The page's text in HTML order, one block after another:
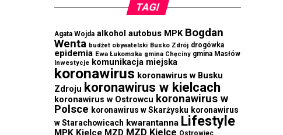
TAGI
Agata Wojda alkohol autobus MPK Bogdan
Wenta budżet obywatelski Busko Zdrój drogówka
epidemia Ewa Łukomska gmina Chęciny gmina Masłów
Inwestycje komunikacja miejska
koronawirus koronawirus w Busku
Zdroju koronawirus w kielcach
koronawirus w Ostrowcu koronawirus w
Polsce koronawirus w Skarżysku koronawirus
w Starachowicach kwarantanna Lifestyle
MZD Kielce